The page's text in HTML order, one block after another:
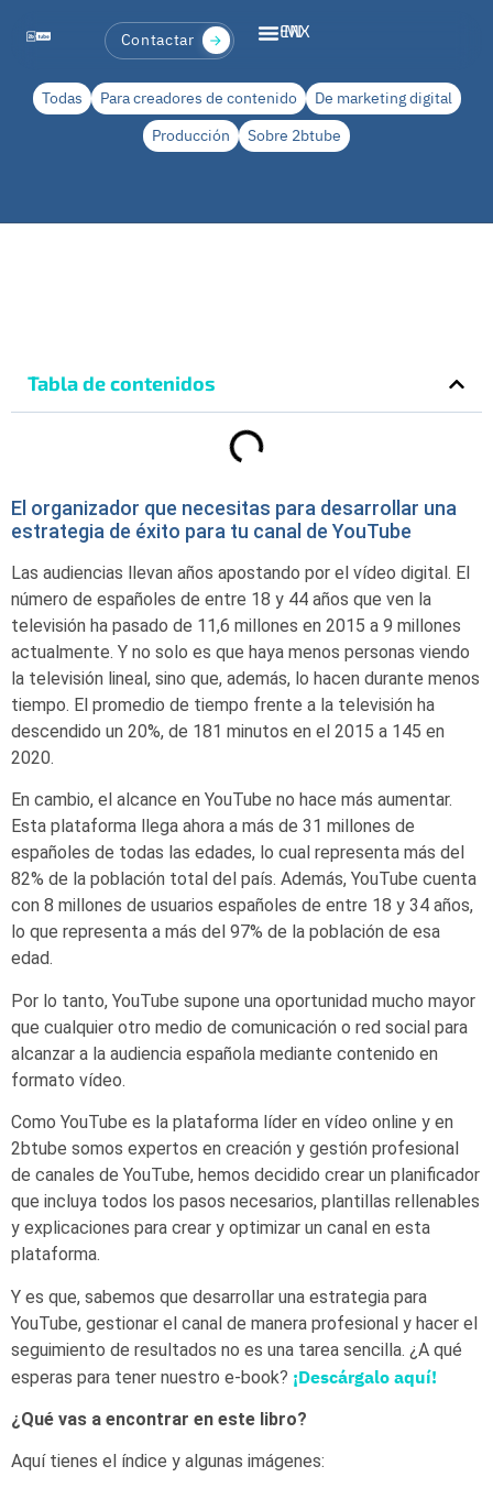
Contactar EN
MX
Todas Para creadores de contenido
De marketing digital
Producción
Sobre 2btube
Tabla de contenidos
El organizador que necesitas para desarrollar una
estrategia de éxito para tu canal de YouTube
Las audiencias llevan años apostando por el vídeo digital. El
número de españoles de entre 18 y 44 años que ven la
televisión ha pasado de 11,6 millones en 2015 a 9 millones
actualmente. Y no solo es que haya menos personas viendo
la televisión lineal, sino que, además, lo hacen durante menos
tiempo. El promedio de tiempo frente a la televisión ha
descendido un 20%, de 181 minutos en el 2015 a 145 en
2020.
En cambio, el alcance en YouTube no hace más aumentar.
Esta plataforma llega ahora a más de 31 millones de
españoles de todas las edades, lo cual representa más del
82% de la población total del país. Además, YouTube cuenta
con 8 millones de usuarios españoles de entre 18 y 34 años,
lo que representa a más del 97% de la población de esa
edad.
Por lo tanto, YouTube supone una oportunidad mucho mayor
que cualquier otro medio de comunicación o red social para
alcanzar a la audiencia española mediante contenido en
formato vídeo.
Como YouTube es la plataforma líder en vídeo online y en
2btube somos expertos en creación y gestión profesional
de canales de YouTube, hemos decidido crear un planificador
que incluya todos los pasos necesarios, plantillas rellenables
y explicaciones para crear y optimizar un canal en esta
plataforma.
Y es que, sabemos que desarrollar una estrategia para
YouTube, gestionar el canal de manera profesional y hacer el
seguimiento de resultados no es una tarea sencilla. ¿A qué
esperas para tener nuestro e-book? ¡Descárgalo aquí!
¿Qué vas a encontrar en este libro?
Aquí tienes el índice y algunas imágenes: